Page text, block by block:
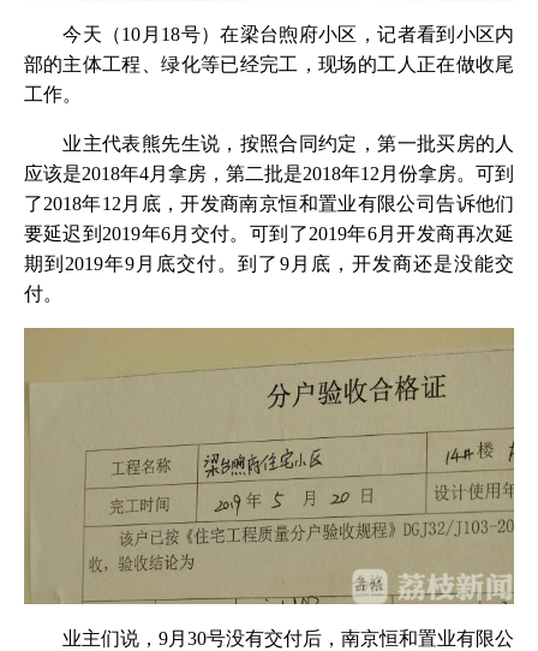
今天（10月18号）在梁台煦府小区，记者看到小区内
部的主体工程、绿化等已经完工，现场的工人正在做收尾
工作。
业主代表熊先生说，按照合同约定，第一批买房的人
应该是2018年4月拿房，第二批是2018年12月份拿房。可到
了2018年12月底，开发商南京恒和置业有限公司告诉他们
要延迟到2019年6月交付。可到了2019年6月开发商再次延
期到2019年9月底交付。到了9月底，开发商还是没能交
付。
业主们说，9月30号没有交付后，南京恒和置业有限公